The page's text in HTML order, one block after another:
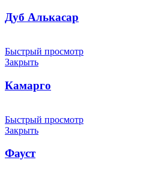
Дуб Алькасар
Быстрый просмотр
Закрыть
Камарго
Быстрый просмотр
Закрыть
Фауст